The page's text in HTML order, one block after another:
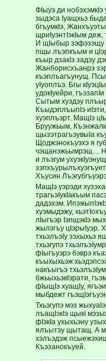
ФIыуэ ди
зыдэса Iуащхьэ
бгъумкIэ,
щриIуэнтIэкIым деж,
И щIыбыр зэфэзэщу
пщы лъэпкъым и
къыр дзакIэ задэу
Жанборисхъанрэ
къэплъагъунущ.
уIуоплъэ. Бгы
удокIуейри,
Сытым хуэдэу
КъыдэплъыпIэ
хуэплъэрт. МащIэ
Бруужьым,
щызэтрагъэувыIа
Щоджэнокъуэхэ я
чэщанэжьымрэщ…
и лъэгум
Хъусин
МащIэ уэрэди
трагъэIукIакъым
дадэхэм.
хуэмыдэжу,
лIыгъэр IэпщэкIэ
жылэгъу цIэрыIуэр.
тхьэлъэIу зэхыхьэ
тхьэгупэ
фIыгъуэрэ бэврэ
къыхыхьэж
накъыгъэ
бжьыхьэкIэрати,
фIыщIэ хуащIу,
мыбдежт
Тхьэгупэ мэз
лъащIэкIэ щыкI
фIэкIа ухыхьэну
ялъытэу щытащ. А
хэлъэдэж
Къэзанокъуей.